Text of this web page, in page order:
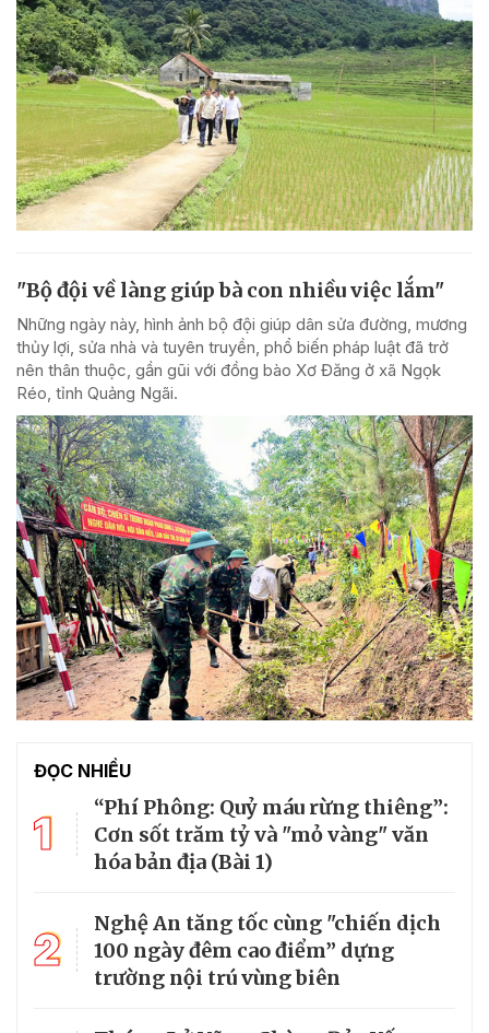
"Bộ đội về làng giúp bà con nhiều việc lắm"
Những ngày này, hình ảnh bộ đội giúp dân sửa đường, mương
thủy lợi, sửa nhà và tuyên truyền, phổ biến pháp luật đã trở
nên thân thuộc, gần gũi với đồng bào Xơ Đăng ở xã Ngọk
Réo, tỉnh Quảng Ngãi.
ĐỌC NHIỀU
1
“Phí Phông: Quỷ máu rừng thiêng”:
Cơn sốt trăm tỷ và "mỏ vàng" văn
hóa bản địa (Bài 1)
2
Nghệ An tăng tốc cùng "chiến dịch
100 ngày đêm cao điểm” dựng
trường nội trú vùng biên